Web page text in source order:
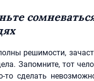
решимости,
Запомните, тот
то сделать